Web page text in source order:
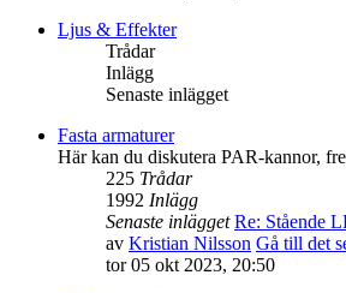
Ljus & Effekter
Trådar
Inlägg
Senaste inlägget
Fasta armaturer
Här kan du diskutera PAR-kannor,
225 Trådar
1992 Inlägg
Senaste inlägget Re: Stående
av Kristian Nilsson Gå till det
tor 05 okt 2023, 20:50